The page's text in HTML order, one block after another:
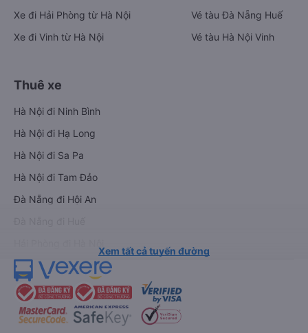
Xe đi Hải Phòng từ Hà Nội
Xe đi Vinh từ Hà Nội
Vé tàu Đà Nẵng Huế
Vé tàu Hà Nội Vinh
Thuê xe
Hà Nội đi Ninh Bình
Hà Nội đi Hạ Long
Hà Nội đi Sa Pa
Hà Nội đi Tam Đảo
Đà Nẵng đi Hội An
Xem tất cả tuyến đường